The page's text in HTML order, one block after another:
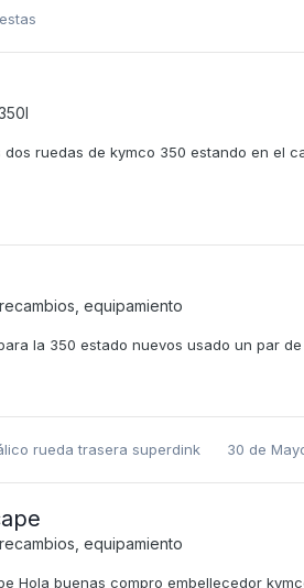
ruedas de kymco 350 estando en el
equipamiento
la 350 estado nuevos usado un par de
rueda trasera superdink 30 de
equipamiento
Hola buenas compro embellecedor